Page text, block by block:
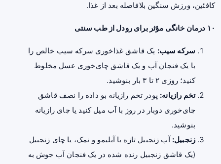
کافئین، ورزش سنگین بلافاصله بعد از غذا.
۱۰ درمان خانگی مؤثر برای رودل از طب سنتی
سرکه سیب: یک قاشق غذاخوری سرکه سیب خالص را
با یک فنجان آب و یک قاشق چای‌خوری عسل مخلوط
کنید؛ روزی ۲ تا ۳ بار بنوشید.
تخم رازیانه: پودر تخم رازیانه بو داده را نصف قاشق
چای‌خوری دوبار در روز با آب میل کنید یا چای رازیانه
بنوشید.
زنجبیل: آب زنجبیل تازه با آبلیمو و نمک، یا چای زنجبیل
(یک قاشق زنجبیل رنده شده در یک فنجان آب جوش به